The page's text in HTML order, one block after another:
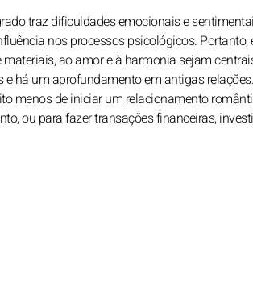
traz dificuldades emocionais e
nos processos psicológicos.
ao amor e à harmonia sejam
e há um aprofundamento em antigas
menos de iniciar um relacionamento
ou para fazer transações financeiras,